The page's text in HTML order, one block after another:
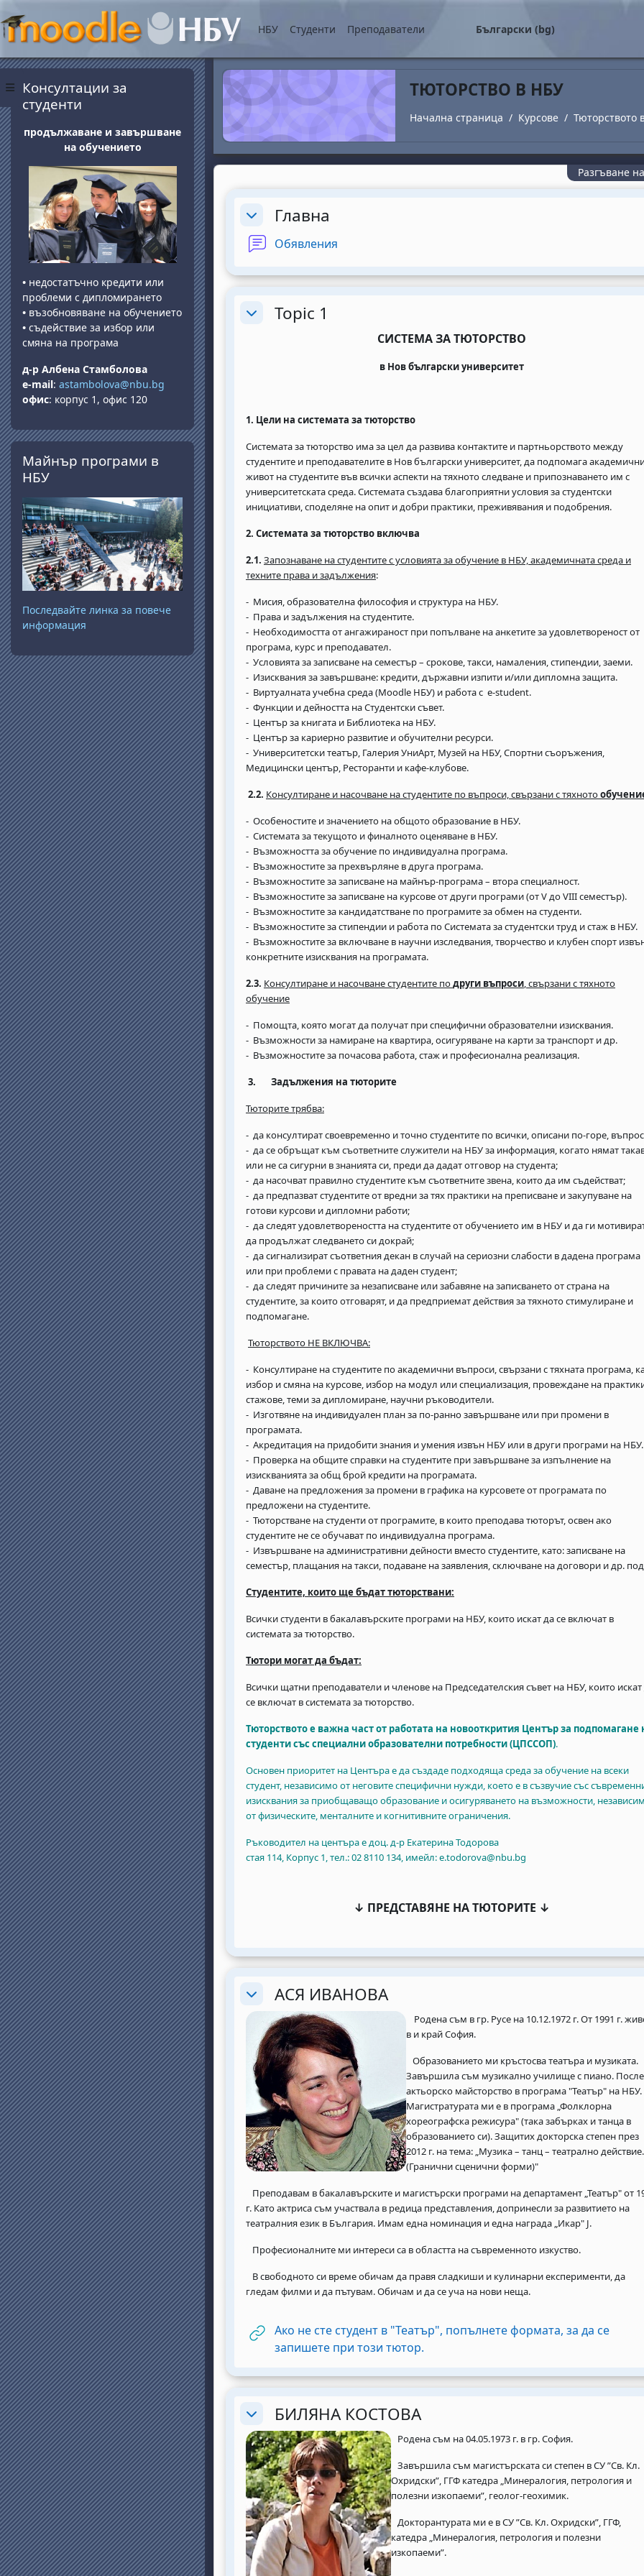
Прескочи на основното съдържание
Страничен панел
НБУ Студенти Преподаватели Български ‎(bg)‎
ТЮТОРСТВО В НБУ
Начална страница Курсове Тюторството
РазгъванеГлавна
Разгъване
Обявления
Разгъване
Topic 1
СИСТЕМА ЗА ТЮТОРСТВО
в Нов български университет
1. Цели на системата за тюторство
Системата за тюторство има за цел да развива контактите и партньорството между
студентите и преподавателите в Нов български университет, да подпомага
живот на студентите във всички аспекти на тяхното следване и припознаването им с
университетската среда. Системата създава благоприятни условия за студентски
инициативи, споделяне на опит и добри практики, преживявания и подобрения.
2. Системата за тюторство включва
2.1. Запознаване на студентите с условията за обучение в НБУ, академичната среда и
техните права и задължения:
- Мисия, образователна философия и структура на НБУ.
- Права и задължения на студентите.
- Необходимостта от ангажираност при попълване на анкетите за удовлетвореност от
програма, курс и преподавател.
- Условията за записване на семестър – срокове, такси, намаления, стипендии, заеми.
- Изисквания за завършване: кредити, държавни изпити и/или дипломна защита.
- Виртуалната учебна среда (Moodle НБУ) и работа с e-student.
- Функции и дейността на Студентски съвет.
- Център за книгата и Библиотека на НБУ.
- Център за кариерно развитие и обучителни ресурси.
- Университетски театър, Галерия УниАрт, Музей на НБУ, Спортни съоръжения,
Медицински център, Ресторанти и кафе-клубове.
2.2. Консултиране и насочване на студентите по въпроси, свързани с тяхното
- Особеностите и значението на общото образование в НБУ.
- Системата за текущото и финалното оценяване в НБУ.
- Възможността за обучение по индивидуална програма.
- Възможностите за прехвърляне в друга програма.
- Възможностите за записване на майнър-програма – втора специалност.
- Възможностите за записване на курсове от други програми (от V до VIII семестър).
- Възможностите за кандидатстване по програмите за обмен на студенти.
- Възможностите за стипендии и работа по Системата за студентски труд и стаж в НБУ.
- Възможностите за включване в научни изследвания, творчество и клубен спорт
конкретните изисквания на програмата.
2.3. Консултиране и насочване студентите подруги въпроси, свързани с тяхното
обучение
- Помощта, която могат да получат при специфични образователни изисквания.
- Възможности за намиране на квартира, осигуряване на карти за транспорт и др.
- Възможностите за почасова работа, стаж и професионална реализация.
3. Задължения на тюторите
Тюторите трябва:
- да консултират своевременно и точно студентите по всички, описани по-горе,
- да се обръщат към съответните служители на НБУ за информация, когато нямат
или не са сигурни в знанията си, преди да дадат отговор на студента;
- да насочват правилно студентите към съответните звена, които да им съдействат;
- да предпазват студентите от вредни за тях практики на преписване и закупуване на
готови курсови и дипломни работи;
- да следят удовлетвореността на студентите от обучението им в НБУ и да ги
да продължат следването си докрай;
- да сигнализират съответния декан в случай на сериозни слабости в дадена програма
или при проблеми с правата на даден студент;
- да следят причините за незаписване или забавяне на записването от страна на
студентите, за които отговарят, и да предприемат действия за тяхното стимулиране и
подпомагане.
Тюторството НЕ ВКЛЮЧВА:
- Консултиране на студентите по академични въпроси, свързани с тяхната програма,
избор и смяна на курсове, избор на модул или специализация, провеждане на
стажове, теми за дипломиране, научни ръководители.
- Изготвяне на индивидуален план за по-ранно завършване или при промени в
програмата.
- Акредитация на придобити знания и умения извън НБУ или в други програми на НБУ.
- Проверка на общите справки на студентите при завършване за изпълнение на
изискванията за общ брой кредити на програмата.
- Даване на предложения за промени в графика на курсовете от програмата по
предложени на студентите.
- Тюторстване на студенти от програмите, в които преподава тюторът, освен ако
студентите не се обучават по индивидуална програма.
- Извършване на административни дейности вместо студентите, като: записване на
семестър, плащания на такси, подаване на заявления, сключване на договори и др.
Студентите, които ще бъдат тюторствани:
Всички студенти в бакалавърските програми на НБУ, които искат да се включат в
системата за тюторство.
Тютори могат да бъдат:
Всички щатни преподаватели и членове на Председателския съвет на НБУ, които искат
се включат в системата за тюторство.
Тюторството е важна част от работата на новооткрития Център за подпомагане
студенти със специални образователни потребности (ЦПССОП).
Основен приоритет на Центъра е да създаде подходяща среда за обучение на всеки
студент, независимо от неговите специфични нужди, което е в съзвучие със
изисквания за приобщаващо образование и осигуряването на възможности,
от физическите, менталните и когнитивните ограничения.
Ръководител на центъра е доц. д-р Екатерина Тодорова
стая 114, Корпус 1, тел.: 02 8110 134, имейл: e.todorova@nbu.bg
↓ ПРЕДСТАВЯНЕ НА ТЮТОРИТЕ ↓
РазгъванеАСЯ ИВАНОВА
Родена съм в гр. Русе на 10.12.1972 г. От 1991 г.
в и край София.
Образованието ми кръстосва театъра и музиката.
Завършила съм музикално училище с пиано. После
актьорско майсторство в програма "Театър" на НБУ.
Магистратурата ми е в програма „Фолклорна
хореографска режисура" (така забърках и танца в
образованието си). Защитих докторска степен през
2012 г. на тема: „Музика – танц – театрално действие.
(Гранични сценични форми)"
Преподавам в бакалавърските и магистърски програми на департамент „Театър" от
г. Като актриса съм участвала в редица представления, допринесли за развитието на
театралния език в България. Имам една номинация и една награда „Икар" J.
Професионалните ми интереси са в областта на съвременното изкуство.
В свободното си времеобичам да правя сладкиши и кулинарни експерименти, да
гледам филми и да пътувам. Обичам и да се уча на нови неща.
Ако не сте студент в "Театър", попълнете формата, за да се
запишете при този тютор.
РазгъванеБИЛЯНА КОСТОВА
Родена съм на 04.05.1973 г. в гр. София.
Завършила съм магистърската си степен в СУ ”Св. Кл.
Охридски”, ГГФ катедра „Минералогия, петрология и
полезни изкопаеми”, геолог-геохимик.
Докторантурата ми е в СУ ”Св. Кл. Охридски”, ГГФ,
катедра „Минералогия, петрология и полезни
изкопаеми”.
Блокове
Консултации за
студенти
продължаване и завършване
на обучението
• недостатъчно кредити или
проблеми с дипломирането
• възобновяване на обучението
• съдействие за избор или
смяна на програма
д-р Албена Стамболова
e-mail: astambolova@nbu.bg
офис: корпус 1, офис 120
Прескочи Майнър програми в НБУ
Майнър програми в
НБУ
Последвайте линка за повече
информация